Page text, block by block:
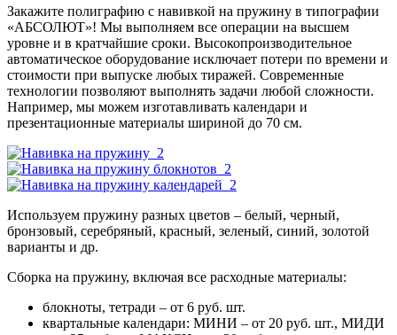
Закажите полиграфию с навивкой на пружину в типографии
«АБСОЛЮТ»! Мы выполняем все операции на высшем
уровне и в кратчайшие сроки. Высокопроизводительное
автоматическое оборудование исключает потери по времени и
стоимости при выпуске любых тиражей. Современные
технологии позволяют выполнять задачи любой сложности.
Например, мы можем изготавливать календари и
презентационные материалы шириной до 70 см.
Используем пружину разных цветов – белый, черный,
бронзовый, серебряный, красный, зеленый, синий, золотой
варианты и др.
Сборка на пружину, включая все расходные материалы:
блокноты, тетради – от 6 руб. шт.
квартальные календари: МИНИ – от 20 руб. шт., МИДИ